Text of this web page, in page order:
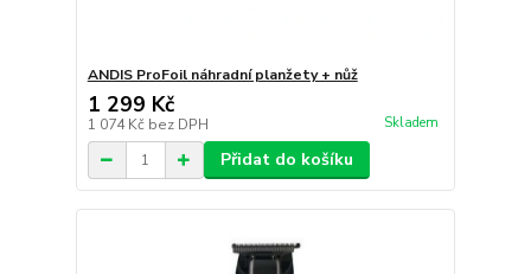
ANDIS ProFoil náhradní planžety + nůž
1 299 Kč
1 074 Kč bez DPH Skladem
Přidat do košíku